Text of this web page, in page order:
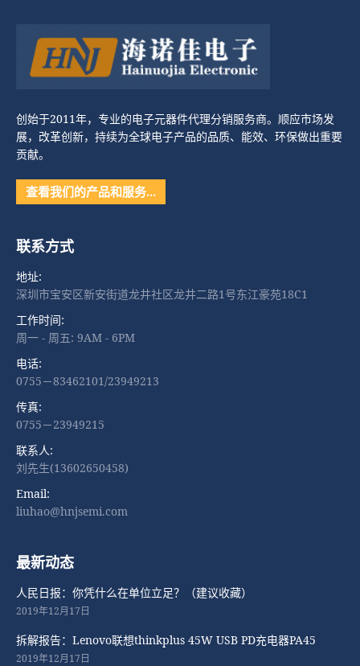
创始于2011年，专业的电子元器件代理分销服务商。顺应市场发
展，改革创新，持续为全球电子产品的品质、能效、环保做出重要
贡献。
查看我们的产品和服务…
联系方式
地址:
深圳市宝安区新安街道龙井社区龙井二路1号东江豪苑18C1
工作时间:
周一 - 周五: 9AM - 6PM
电话:
0755－83462101/23949213
传真:
0755－23949215
联系人:
刘先生(13602650458)
Email:
liuhao@hnjsemi.com
最新动态
人民日报：你凭什么在单位立足？（建议收藏）
2019年12月17日
拆解报告：Lenovo联想thinkplus 45W USB PD充电器PA45
2019年12月17日